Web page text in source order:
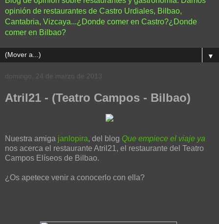
opinión de restaurantes de Castro Urdiales, Bilbao,
Cantabria, Vizcaya...¿Donde comer en Castro?¿Donde
comer en Bilbao?
▼
domingo, 24 de marzo de 2013
Atril21 - (Teatro Campos - Bilbao)
Nuestra amiga janlopira, del blog Que empiece el viaje ya
nos acerca el restaurante Atril21, el restaurante del Teatro
Campos Elíseos de Bilbao.
¿Os apetece venir a conocerlo con ella?